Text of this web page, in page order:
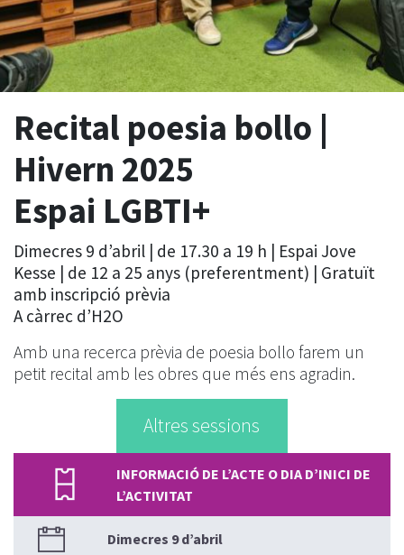
Recital poesia bollo |
Hivern 2025
Espai LGBTI+
Dimecres 9 d’abril | de 17.30 a 19 h | Espai Jove
Kesse | de 12 a 25 anys (preferentment) | Gratuït
amb inscripció prèvia
A càrrec d’H2O
Amb una recerca prèvia de poesia bollo farem un
petit recital amb les obres que més ens agradin.
Altres sessions
INFORMACIÓ DE L’ACTE O DIA D’INICI DE
L’ACTIVITAT
Dimecres 9 d’abril